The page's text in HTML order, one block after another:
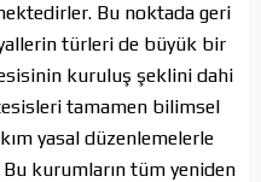
Bu noktada geri
türleri de büyük bir
kuruluş şeklini dahi
tamamen bilimsel
yasal düzenlemelerle
Bu kurumların tüm yeniden